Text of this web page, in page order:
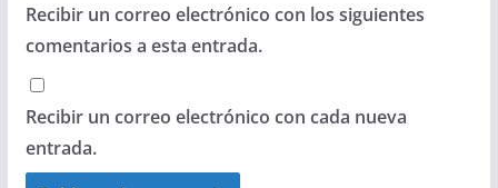
Recibir un correo electrónico con los siguientes
comentarios a esta entrada.
Recibir un correo electrónico con cada nueva
entrada.